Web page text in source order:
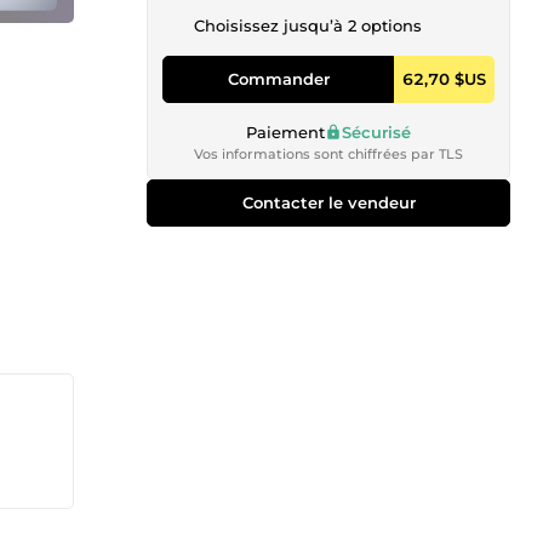
Choisissez jusqu’à 2 options
Commander 62,70 $US
Paiement Sécurisé
Vos informations sont chiffrées par TLS
Contacter le vendeur